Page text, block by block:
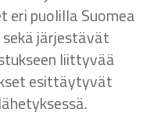
puolilla Suomea
järjestävät
liittyvää
esittäytyvät